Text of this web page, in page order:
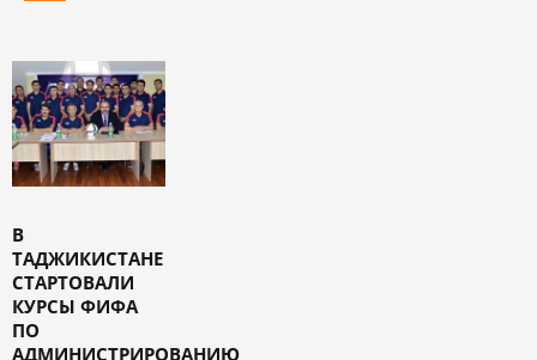
В
ТАДЖИКИСТАНЕ
СТАРТОВАЛИ
КУРСЫ ФИФА
ПО
АДМИНИСТРИРОВАНИЮ